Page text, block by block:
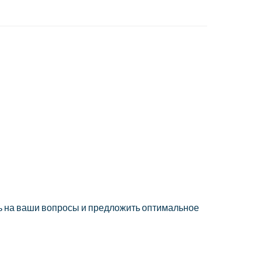
на ваши вопросы и предложить оптимальное